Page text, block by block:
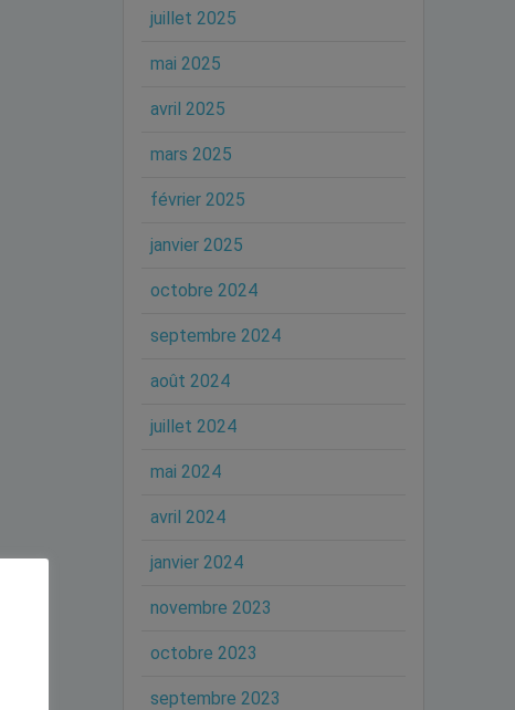
juillet 2025
mai 2025
avril 2025
mars 2025
février 2025
janvier 2025
octobre 2024
septembre 2024
août 2024
juillet 2024
mai 2024
avril 2024
janvier 2024
novembre 2023
octobre 2023
septembre 2023